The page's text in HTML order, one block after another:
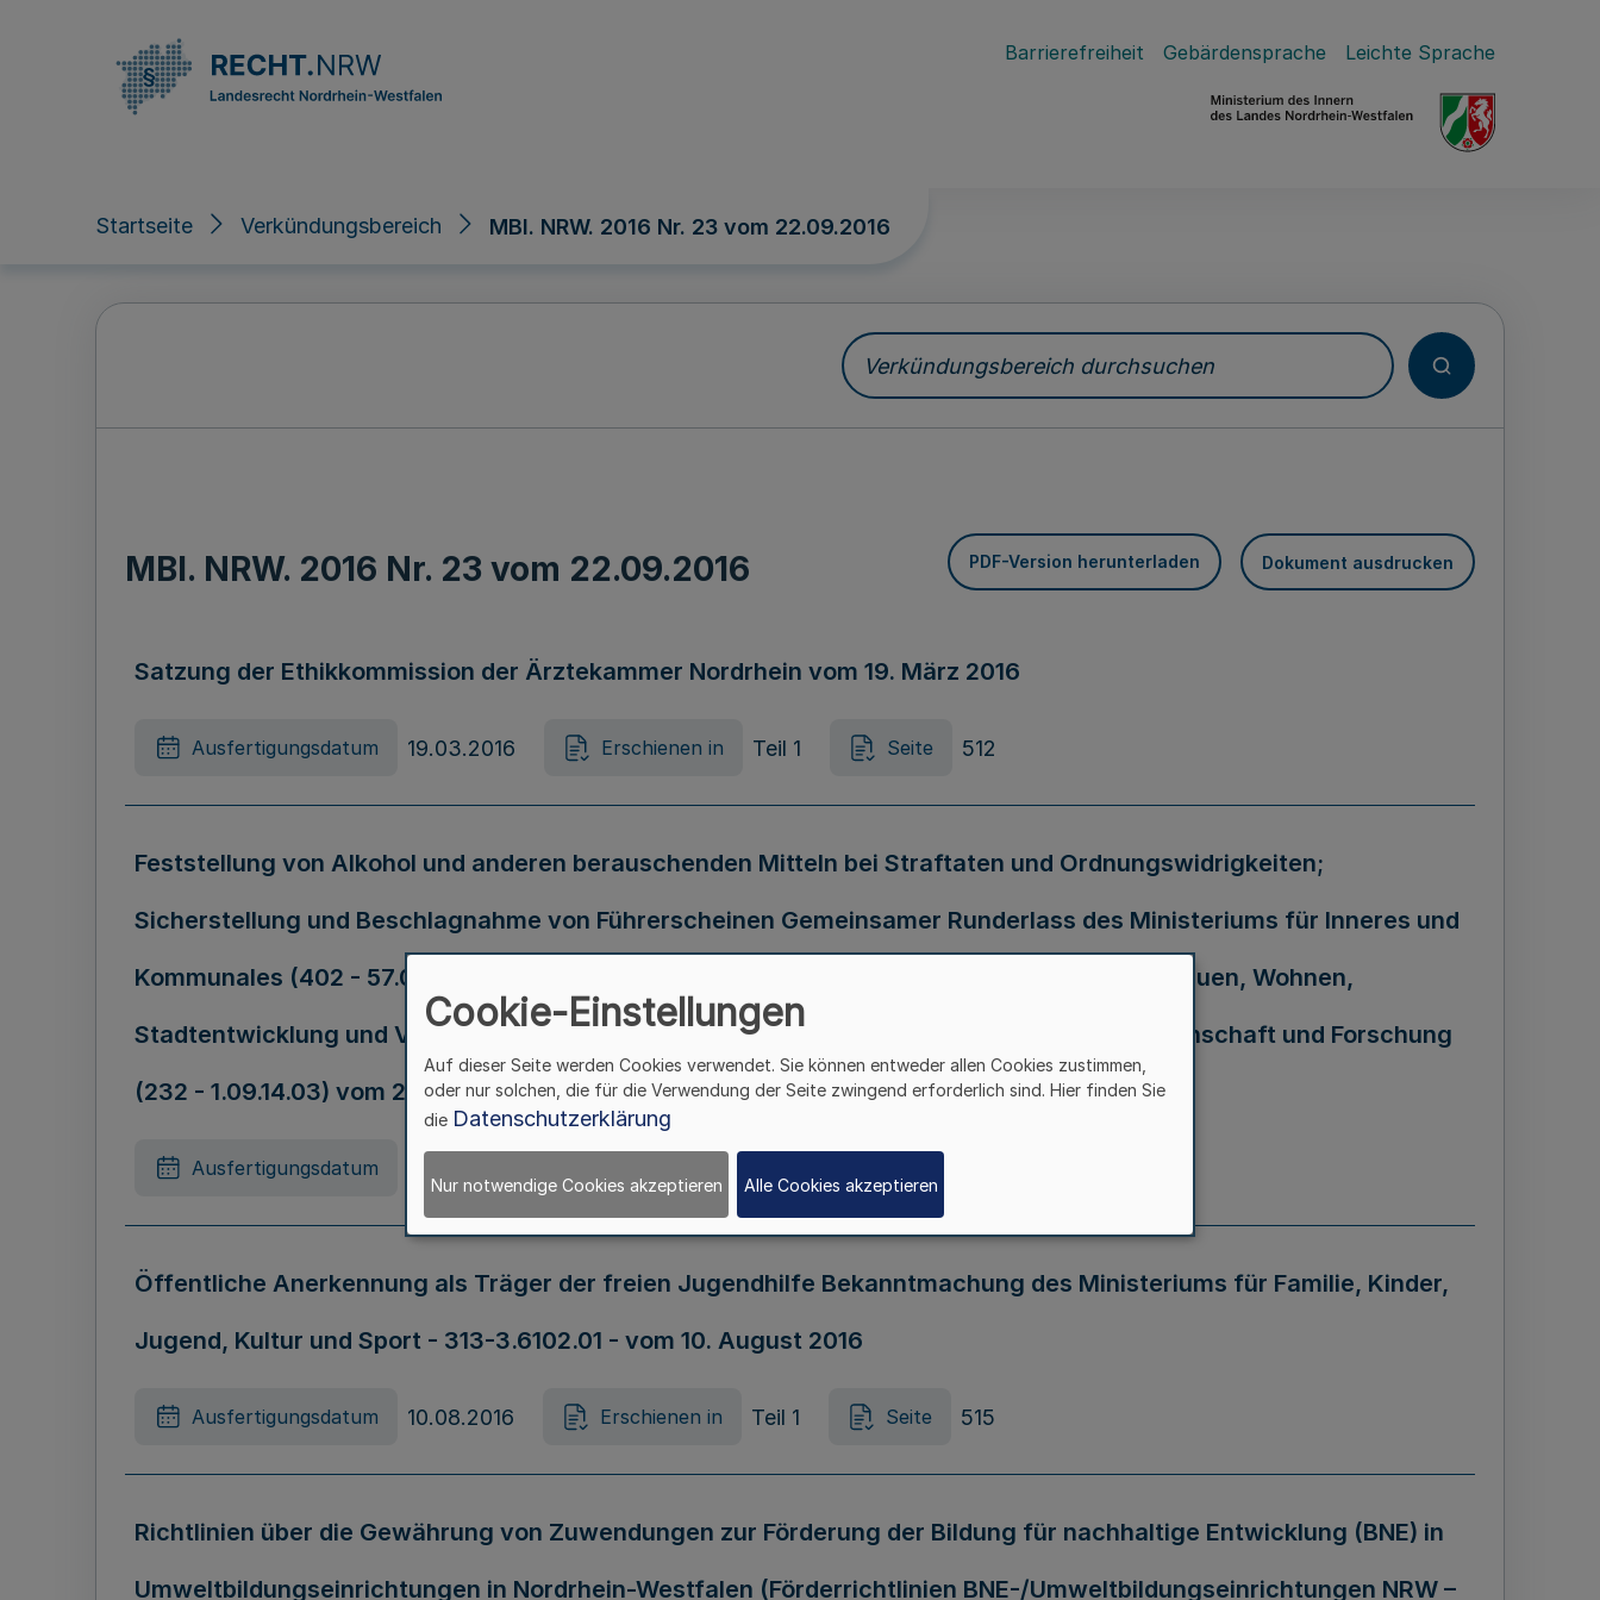
Barrierefreiheit Gebärdensprache Leichte Sprache
Startseite Verkündungsbereich MBl. NRW. 2016 Nr. 23 vom 22.09.2016
Verkündungsbereich durchsuchen
MBl. NRW. 2016 Nr. 23 vom 22.09.2016 PDF-Version herunterladen Dokument ausdrucken
Satzung der Ethikkommission der Ärztekammer Nordrhein vom 19. März 2016
Ausfertigungsdatum 19.03.2016 Erschienen in Teil 1 Seite 512
Feststellung von Alkohol und anderen berauschenden Mitteln bei Straftaten und Ordnungswidrigkeiten;
Sicherstellung und Beschlagnahme von Führerscheinen Gemeinsamer Runderlass des Ministeriums für Inneres und
Kommunales (402 - 57.01.35), des Justizministeriums (4103 - III. 29), des Ministeriums für Bauen, Wohnen,
Stadtentwicklung und Verkehr (III B 2-21-34/34) und des Ministeriums für Innovation, Wissenschaft und Forschung
(232 - 1.09.14.03) vom 24. August 2016
Ausfertigungsdatum
Öffentliche Anerkennung als Träger der freien Jugendhilfe Bekanntmachung des Ministeriums für Familie, Kinder,
Jugend, Kultur und Sport - 313-3.6102.01 - vom 10. August 2016
Ausfertigungsdatum 10.08.2016 Erschienen in Teil 1 Seite 515
Richtlinien über die Gewährung von Zuwendungen zur Förderung der Bildung für nachhaltige Entwicklung (BNE) in
Umweltbildungseinrichtungen in Nordrhein-Westfalen (Förderrichtlinien BNE-/Umweltbildungseinrichtungen NRW –
Cookie-Einstellungen
Auf dieser Seite werden Cookies verwendet. Sie können entweder allen Cookies zustimmen,
oder nur solchen, die für die Verwendung der Seite zwingend erforderlich sind. Hier finden Sie
die Datenschutzerklärung
Nur notwendige Cookies akzeptieren Alle Cookies akzeptieren